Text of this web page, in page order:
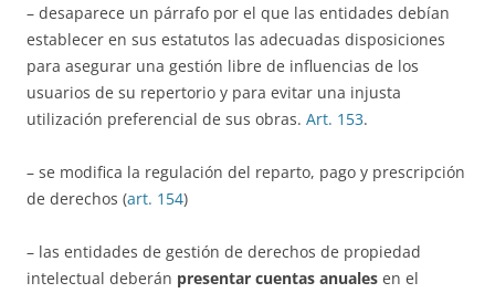
– desaparece un párrafo por el que las entidades debían
establecer en sus estatutos las adecuadas disposiciones
para asegurar una gestión libre de influencias de los
usuarios de su repertorio y para evitar una injusta
utilización preferencial de sus obras. Art. 153.
– se modifica la regulación del reparto, pago y prescripción
de derechos (art. 154)
– las entidades de gestión de derechos de propiedad
intelectual deberán presentar cuentas anuales en el